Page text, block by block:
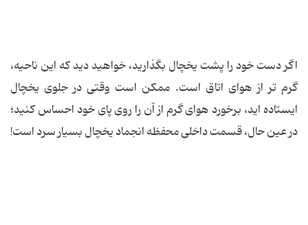
اگر دست خود را پشت یخچال بگذارید، خواهید دید که این ناحیه،
گرم تر از هوای اتاق است. ممکن است وقتی در جلوی یخچال
ایستاده اید، برخورد هوای گرم از آن را روی پای خود احساس کنید؛
در عین حال، قسمت داخلی محفظه انجماد یخچال بسیار سرد است!